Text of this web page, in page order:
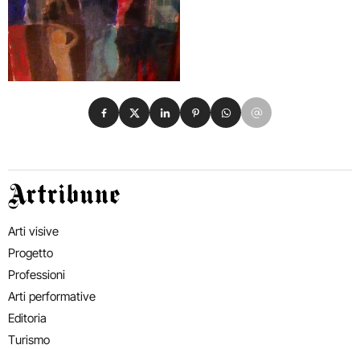
Condividi su Facebook
Condividi su X
Condividi su LinkedIn
Condividi su Pinterest
Condividi su WhatsApp
Condividi su Email
Artribune
Arti visive
Progetto
Professioni
Arti performative
Editoria
Turismo